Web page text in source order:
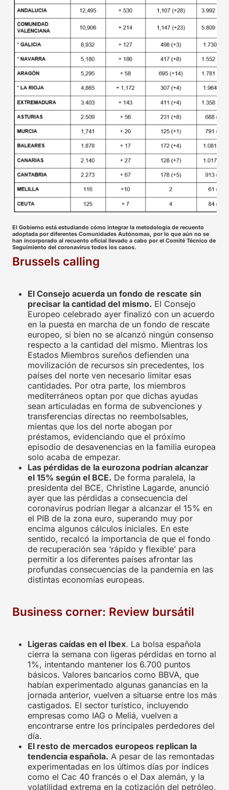
El Gobierno está estudiando cómo integrar la metodología de recuento
adoptada por diferentes Comunidades Autónomas, por lo que aún no se
han incorporado al recuento oficial llevado a cabo por el Comité Técnico de
Seguimiento del coronavirus todos los casos.
Brussels calling
El Consejo acuerda un fondo de rescate sin
precisar la cantidad del mismo. El Consejo
Europeo celebrado ayer finalizó con un acuerdo
en la puesta en marcha de un fondo de rescate
europeo, si bien no se alcanzó ningún consenso
respecto a la cantidad del mismo. Mientras los
Estados Miembros sureños defienden una
movilización de recursos sin precedentes, los
países del norte ven necesario limitar esas
cantidades. Por otra parte, los miembros
mediterráneos optan por que dichas ayudas
sean articuladas en forma de subvenciones y
transferencias directas no reembolsables,
mientas que los del norte abogan por
préstamos, evidenciando que el próximo
episodio de desavenencias en la familia europea
solo acaba de empezar.
Las pérdidas de la eurozona podrían alcanzar
el 15% según el BCE. De forma paralela, la
presidenta del BCE, Christine Lagarde, anunció
ayer que las pérdidas a consecuencia del
coronavirus podrían llegar a alcanzar el 15% en
el PIB de la zona euro, superando muy por
encima algunos cálculos iniciales. En este
sentido, recalcó la importancia de que el fondo
de recuperación sea ‘rápido y flexible’ para
permitir a los diferentes países afrontar las
profundas consecuencias de la pandemia en las
distintas economías europeas.
Business corner: Review bursátil
Ligeras caídas en el Ibex. La bolsa española
cierra la semana con ligeras pérdidas en torno al
1%, intentando mantener los 6.700 puntos
básicos. Valores bancarios como BBVA, que
habían experimentado algunas ganancias en la
jornada anterior, vuelven a situarse entre los más
castigados. El sector turístico, incluyendo
empresas como IAG o Meliá, vuelven a
encontrarse entre los principales perdedores del
día.
El resto de mercados europeos replican la
tendencia española. A pesar de las remontadas
experimentadas en los últimos días por índices
como el Cac 40 francés o el Dax alemán, y la
volatilidad extrema en la cotización del petróleo,